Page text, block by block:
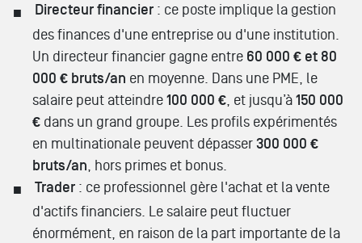
Directeur financier : ce poste implique la gestion
des finances d'une entreprise ou d'une institution.
Un directeur financier gagne entre 60 000 € et 80
000 € bruts/an en moyenne. Dans une PME, le
salaire peut atteindre 100 000 € , et jusqu’à 150 000
€ dans un grand groupe. Les profils expérimentés
en multinationale peuvent dépasser 300 000 €
bruts/an , hors primes et bonus.
Trader : ce professionnel gère l'achat et la vente
d'actifs financiers. Le salaire peut fluctuer
énormément, en raison de la part importante de la